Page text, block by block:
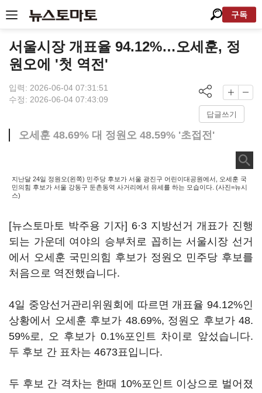
구독
서울시장 개표율 94.12%…오세훈, 정
원오에 '첫 역전'
입력: 2026-06-04 07:31:51
수정: 2026-06-04 07:43:09
답글쓰기
오세훈 48.69% 대 정원오 48.59% '초접전'
지난달 24일 정원오(왼쪽) 민주당 후보가 서울 광진구 어린이대공원에서, 오세훈 국
민의힘 후보가 서울 강동구 둔촌동역 사거리에서 유세를 하는 모습이다. (사진=뉴시
스)
[뉴스토마토 박주용 기자] 6·3 지방선거 개표가 진행
되는 가운데 여야의 승부처로 꼽히는 서울시장 선거
에서 오세훈 국민의힘 후보가 정원오 민주당 후보를
처음으로 역전했습니다.
4일 중앙선거관리위원회에 따르면 개표율 94.12%인
상황에서 오세훈 후보가 48.69%, 정원오 후보가 48.
59%로, 오 후보가 0.1%포인트 차이로 앞섰습니다.
두 후보 간 표차는 4673표입니다.
두 후보 간 격차는 한때 10%포인트 이상으로 벌어졌